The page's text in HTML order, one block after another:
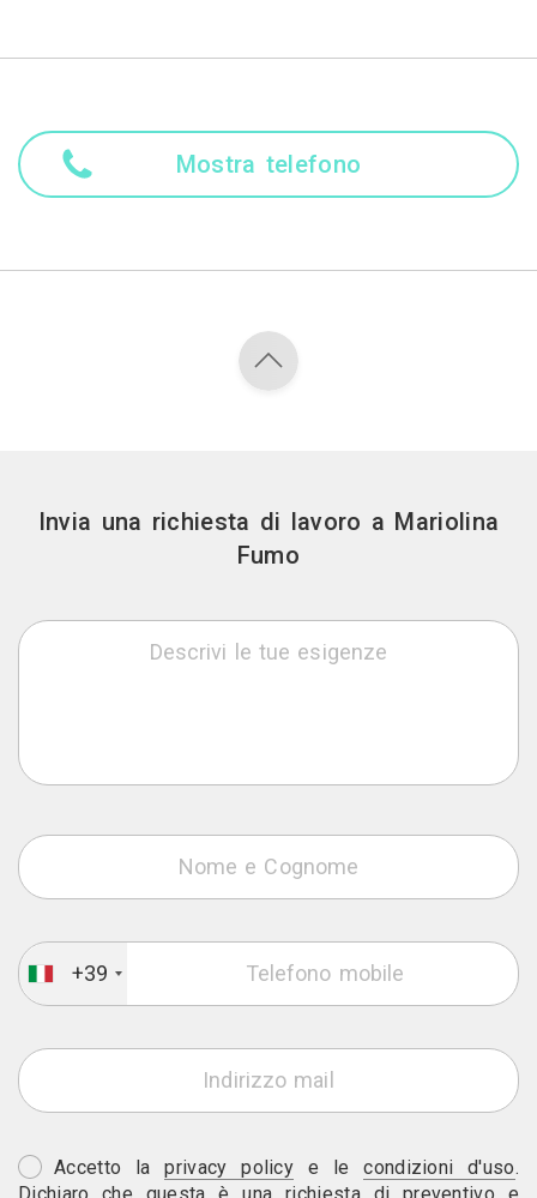
Mostra telefono
Invia una richiesta di lavoro a Mariolina
Fumo
+39
Accetto laprivacy policy e lecondizioni d'uso.